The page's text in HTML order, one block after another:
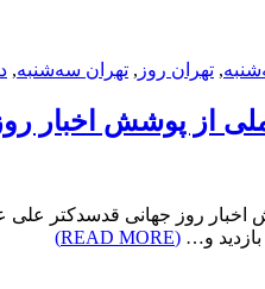
, تهران روز , تهران سه‌شنبه,
از پوشش اخبار
روز جهانی قدسدکتر
و… (READ MORE)